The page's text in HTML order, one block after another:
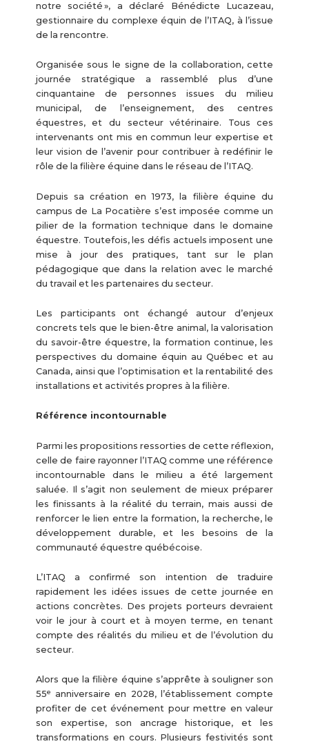
notre société », a déclaré Bénédicte Lucazeau,
gestionnaire du complexe équin de l’ITAQ, à l’issue
de la rencontre.
Organisée sous le signe de la collaboration, cette
journée stratégique a rassemblé plus d’une
cinquantaine de personnes issues du milieu
municipal, de l’enseignement, des centres
équestres, et du secteur vétérinaire. Tous ces
intervenants ont mis en commun leur expertise et
leur vision de l’avenir pour contribuer à redéfinir le
rôle de la filière équine dans le réseau de l’ITAQ.
Depuis sa création en 1973, la filière équine du
campus de La Pocatière s’est imposée comme un
pilier de la formation technique dans le domaine
équestre. Toutefois, les défis actuels imposent une
mise à jour des pratiques, tant sur le plan
pédagogique que dans la relation avec le marché
du travail et les partenaires du secteur.
Les participants ont échangé autour d’enjeux
concrets tels que le bien-être animal, la valorisation
du savoir-être équestre, la formation continue, les
perspectives du domaine équin au Québec et au
Canada, ainsi que l’optimisation et la rentabilité des
installations et activités propres à la filière.
Référence incontournable
Parmi les propositions ressorties de cette réflexion,
celle de faire rayonner l’ITAQ comme une référence
incontournable dans le milieu a été largement
saluée. Il s’agit non seulement de mieux préparer
les finissants à la réalité du terrain, mais aussi de
renforcer le lien entre la formation, la recherche, le
développement durable, et les besoins de la
communauté équestre québécoise.
L’ITAQ a confirmé son intention de traduire
rapidement les idées issues de cette journée en
actions concrètes. Des projets porteurs devraient
voir le jour à court et à moyen terme, en tenant
compte des réalités du milieu et de l’évolution du
secteur.
Alors que la filière équine s’apprête à souligner son
55e
anniversaire en 2028, l’établissement compte
profiter de cet événement pour mettre en valeur
son expertise, son ancrage historique, et les
transformations en cours. Plusieurs festivités sont